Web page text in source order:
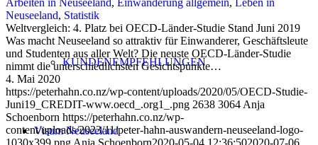
KUNDENEMPFEHLUNGEN
Visum Neuseeland
Neuseeland, Statistik
Weltvergleich: 4. Platz bei OECD-Länder-Studie Stand Juni 2019
Was macht Neuseeland so attraktiv für Einwanderer, Geschäftsleute
und Studenten aus aller Welt? Die neuste OECD-Länder-Studie
nimmt die unterschiedlichsten Gesichtspunkte…
4. Mai 2020
https://peterhahn.co.nz/wp-content/uploads/2020/05/OECD-Studie-
Juni19_CREDIT-www.oecd_.org1_.png 2638 3064 Anja
Schoenborn https://peterhahn.co.nz/wp-
content/uploads/2023/11/peter-hahn-auswandern-neuseeland-logo-
1030x399.png Anja Schoenborn2020-05-04 12:36:502020-07-06